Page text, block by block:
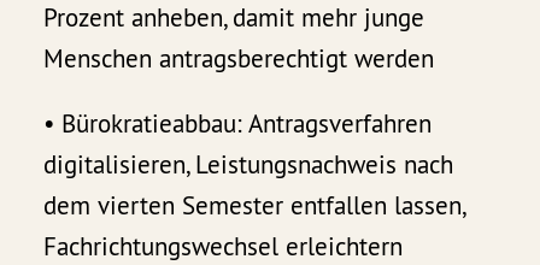
Prozent anheben, damit mehr junge
Menschen antragsberechtigt werden
• Bürokratieabbau: Antragsverfahren
digitalisieren, Leistungsnachweis nach
dem vierten Semester entfallen lassen,
Fachrichtungswechsel erleichtern